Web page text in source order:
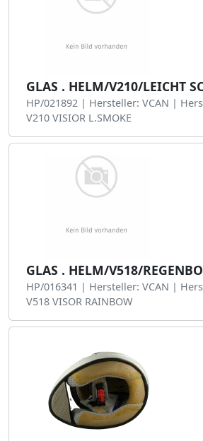
GLAS . HELM/V210/LEICHT
HP/021892 | Hersteller: VCAN |
V210 VISIOR L.SMOKE
GLAS . HELM/V518/
HP/016341 | Hersteller: VCAN |
V518 VISOR RAINBOW